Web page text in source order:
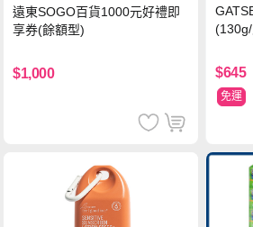
遠東SOGO百貨1000元好禮即
享券(餘額型)
$1,000 $645
免運